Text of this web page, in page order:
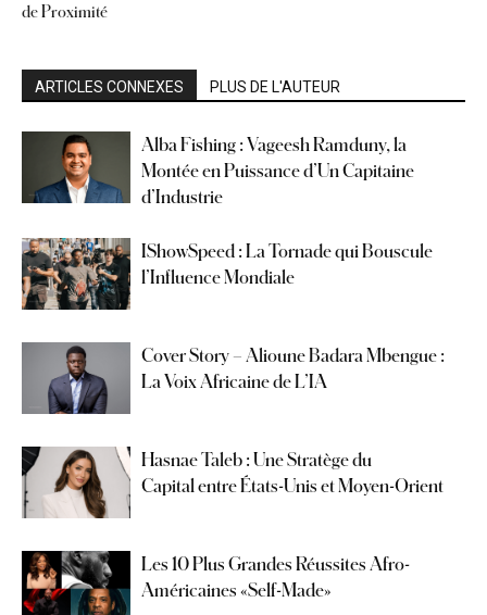
de Proximité
ARTICLES CONNEXES PLUS DE L'AUTEUR
Alba Fishing : Vageesh Ramduny, la
Montée en Puissance d’Un Capitaine
d’Industrie
IShowSpeed : La Tornade qui Bouscule
l’Influence Mondiale
Cover Story – Alioune Badara Mbengue :
La Voix Africaine de L’IA
Hasnae Taleb : Une Stratège du
Capital entre États-Unis et Moyen-Orient
Les 10 Plus Grandes Réussites Afro-
Américaines «Self-Made»